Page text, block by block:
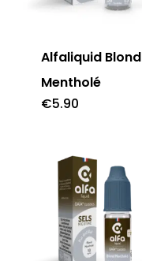
Alfaliquid Blond
Mentholé
€5.90